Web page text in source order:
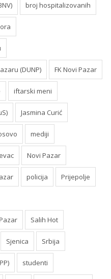
broj hospitalizovanih
(DUNP) FK Novi Pazar
iftarski meni
Jasmina Curić
mediji
Novi Pazar
policija Prijepolje
Salih Hot
Sjenica Srbija
studenti